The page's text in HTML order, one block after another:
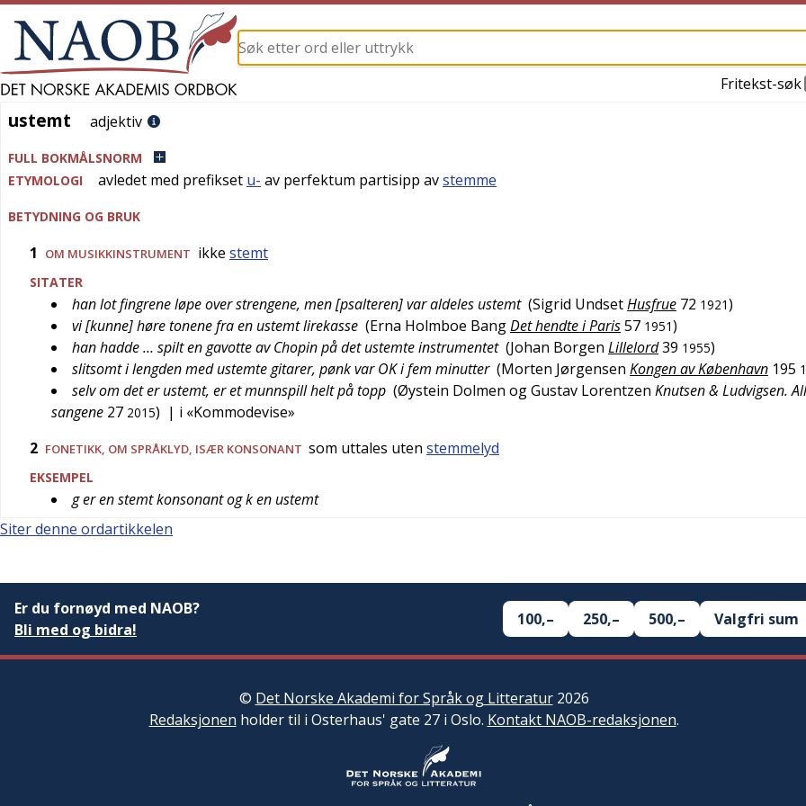
Fritekst-søk
ustemt
ustemt adjektiv
FULL BOKMÅLSNORM
ETYMOLOGI
avledet med prefikset u- av perfektum partisipp avstemme
BETYDNING OG BRUK
1 OM MUSIKKINSTRUMENT ikke stemt
SITATER
han lot fingrene løpe over strengene, men [psalteren] var aldeles ustemt (Sigrid UndsetHusfrue 72 1921)
vi [kunne] høre tonene fra en ustemt lirekasse (Erna Holmboe BangDet hendte i Paris57 1951)
han hadde … spilt en gavotte av Chopin på det ustemte instrumentet (Johan Borgen Lillelord39 1955)
slitsomt i lengden med ustemte gitarer, pønk var OK i fem minutter (Morten Jørgensen Kongen av København 195
selv om det er ustemt, er et munnspill helt på topp (Øystein Dolmen og Gustav Lorentzen Knutsen & Ludvigsen.
sangene 27 2015) | i «Kommodevise»
2 FONETIKK , OM SPRÅKLYD, ISÆR KONSONANT som uttales uten stemmelyd
EKSEMPEL
g er en stemt konsonant og k en ustemt
Siter denne ordartikkelen
Er du fornøyd med NAOB?
Bli med og bidra!
100,– 250,– 500,– Valgfri sum
© Det Norske Akademi for Språk og Litteratur2026
Redaksjonen holder til i Osterhaus' gate 27 i Oslo. Kontakt NAOB-redaksjonen.